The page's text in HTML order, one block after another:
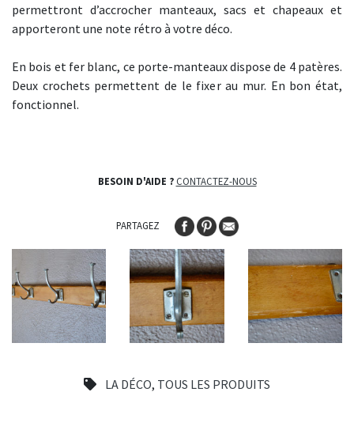
LA DÉCO, TOUS LES PRODUITS
permettront d’accrocher manteaux, sacs et chapeaux et
apporteront une note rétro à votre déco.
En bois et fer blanc, ce porte-manteaux dispose de 4 patères.
Deux crochets permettent de le fixer au mur. En bon état,
fonctionnel.
BESOIN D'AIDE ? CONTACTEZ-NOUS
PARTAGEZ